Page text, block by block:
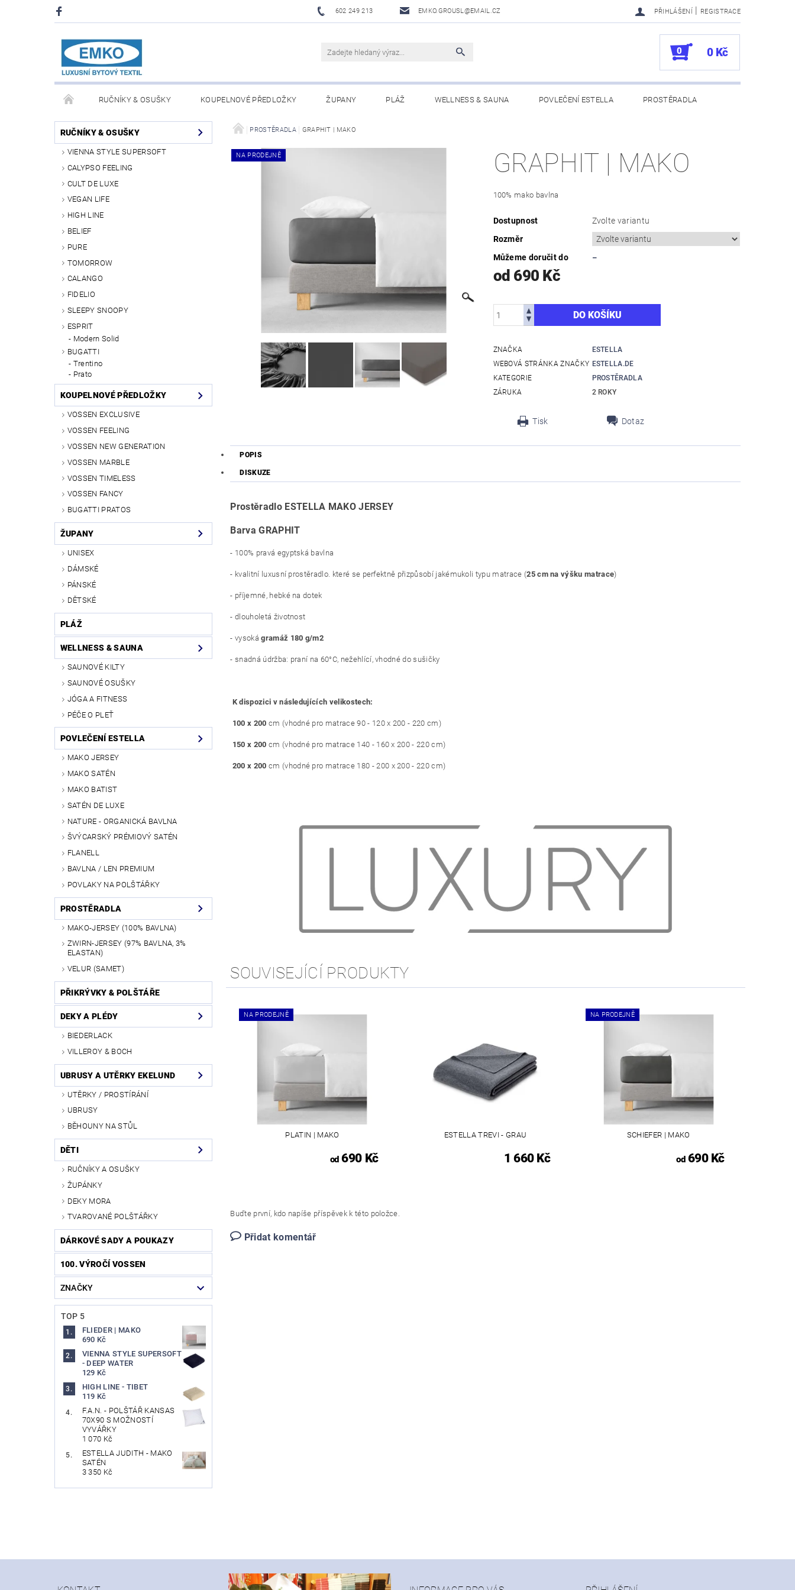
602 249 213 EMKO.GROUSL@EMAIL.CZ PŘIHLÁŠENÍ | REGISTRACE
0 0 Kč
RUČNÍKY & OSUŠKY KOUPELNOVÉ PŘEDLOŽKY ŽUPANY PLÁŽ WELLNESS & SAUNA POVLEČENÍ ESTELLA PROSTĚRADLA
PŘIKRÝVKY & POLŠTÁŘE DEKY A PLÉDY UBRUSY A UTĚRKY EKELUND
OBCHODNÍ PODMÍNKY
RUČNÍKY & OSUŠKY
VIENNA STYLE SUPERSOFT
CALYPSO FEELING
CULT DE LUXE
VEGAN LIFE
HIGH LINE
BELIEF
PURE
TOMORROW
CALANGO
FIDELIO
SLEEPY SNOOPY
ESPRIT
Modern Solid
BUGATTI
Trentino
Prato
KOUPELNOVÉ PŘEDLOŽKY
VOSSEN EXCLUSIVE
VOSSEN FEELING
VOSSEN NEW GENERATION
VOSSEN MARBLE
VOSSEN TIMELESS
VOSSEN FANCY
BUGATTI PRATOS
ŽUPANY
UNISEX
DÁMSKÉ
PÁNSKÉ
DĚTSKÉ
PLÁŽ
WELLNESS & SAUNA
SAUNOVÉ KILTY
SAUNOVÉ OSUŠKY
JÓGA A FITNESS
PÉČE O PLEŤ
POVLEČENÍ ESTELLA
MAKO JERSEY
MAKO SATÉN
MAKO BATIST
SATÉN DE LUXE
NATURE - ORGANICKÁ BAVLNA
ŠVÝCARSKÝ PRÉMIOVÝ SATÉN
FLANELL
BAVLNA / LEN PREMIUM
POVLAKY NA POLŠTÁŘKY
PROSTĚRADLA
MAKO-JERSEY (100% BAVLNA)
ZWIRN-JERSEY (97% BAVLNA, 3%
ELASTAN)
VELUR (SAMET)
PŘIKRÝVKY & POLŠTÁŘE
DEKY A PLÉDY
BIEDERLACK
VILLEROY & BOCH
UBRUSY A UTĚRKY EKELUND
UTĚRKY / PROSTÍRÁNÍ
UBRUSY
BĚHOUNY NA STŮL
DĚTI
RUČNÍKY A OSUŠKY
ŽUPÁNKY
DEKY MORA
TVAROVANÉ POLŠTÁŘKY
DÁRKOVÉ SADY A POUKAZY
100. VÝROČÍ VOSSEN
ZNAČKY
TOP 5
FLIEDER | MAKO
690 Kč
VIENNA STYLE SUPERSOFT
- DEEP WATER
129 Kč
HIGH LINE - TIBET
119 Kč
F.A.N. - POLŠTÁŘ KANSAS
70X90 S MOŽNOSTÍ
VYVÁŘKY
1 070 Kč
ESTELLA JUDITH - MAKO
SATÉN
3 350 Kč
PROSTĚRADLA GRAPHIT | MAKO
NA PRODEJNĚ GRAPHIT | MAKO
100% mako bavlna
Dostupnost
Zvolte variantu
Rozměr
Můžeme doručit do
–
od 690 Kč
ZNAČKA
ESTELLA
WEBOVÁ STRÁNKA ZNAČKY ESTELLA.DE
KATEGORIE
PROSTĚRADLA
ZÁRUKA
2 ROKY
Tisk Dotaz
POPIS
DISKUZE
Prostěradlo ESTELLA MAKO JERSEY
Barva GRAPHIT
- 100% pravá egyptská bavlna
- kvalitní luxusní prostěradlo. které se perfektně přizpůsobí jakémukoli typu matrace (25 cm na výšku matrace)
- příjemné, hebké na dotek
- dlouholetá životnost
- vysokágramáž 180 g/m2
- snadná údržba: praní na 60°C, nežehlící, vhodné do sušičky
K dispozici v následujících velikostech:
100 x 200 cm (vhodné pro matrace 90 - 120 x 200 - 220 cm)
150 x 200 cm (vhodné pro matrace 140 - 160 x 200 - 220 cm)
200 x 200 cm (vhodné pro matrace 180 - 200 x 200 - 220 cm)
SOUVISEJÍCÍ PRODUKTY
NA PRODEJNĚ
PLATIN | MAKO
od690 Kč
ESTELLA TREVI - GRAU
1 660 Kč
NA PRODEJNĚ
SCHIEFER | MAKO
od690 Kč
Buďte první, kdo napíše příspěvek k této položce.
Přidat komentář